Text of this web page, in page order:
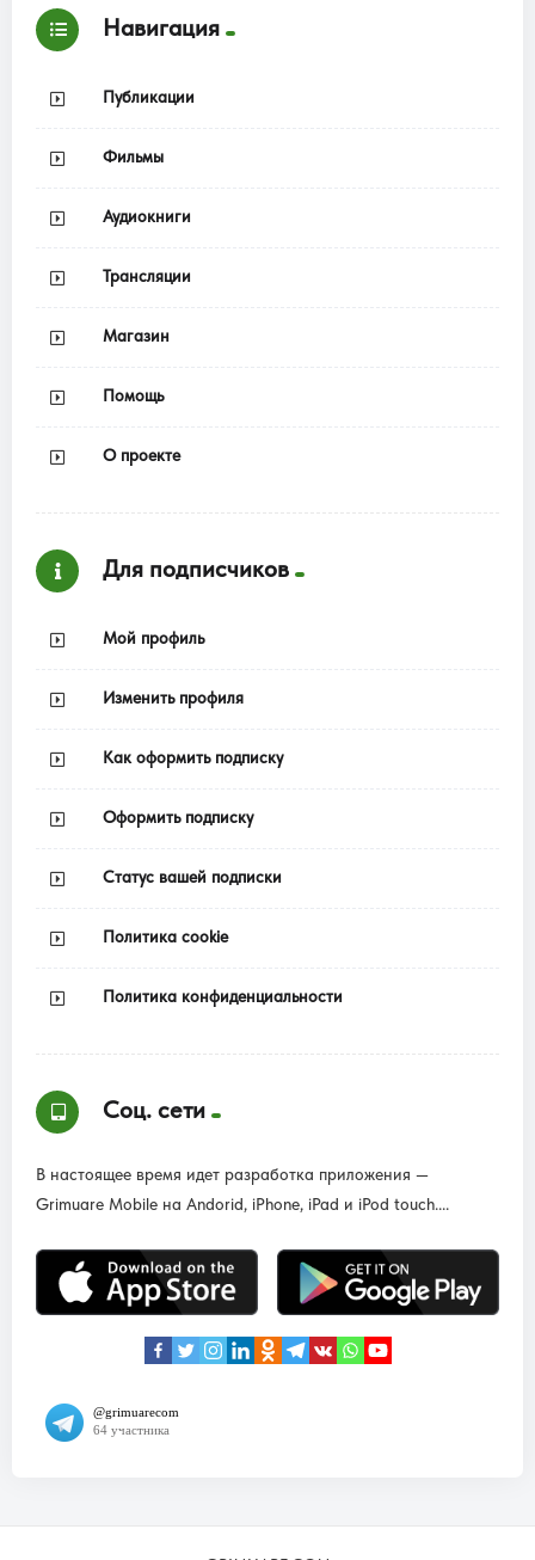
Навигация
Публикации
Фильмы
Аудиокниги
Трансляции
Магазин
Помощь
О проекте
Для подписчиков
Мой профиль
Изменить профиля
Как оформить подписку
Оформить подписку
Статус вашей подписки
Политика cookie
Политика конфиденциальности
Соц. сети
В настоящее время идет разработка приложения —
Grimuare Mobile на Andorid, iPhone, iPad и iPod touch....